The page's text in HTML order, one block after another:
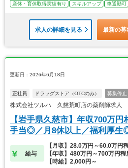
産休・育休取得実績有り
スキルアップ 車通勤可
求人の詳細を見る 最新の募
更新日：2026年6月18日
正社員 ドラッグストア（OTCのみ） 募集停止
株式会社ツルハ 久慈荒町店の薬剤師求人
【岩手県久慈市】年収700万
手当◎／月8休以上／福利厚
給与
【月収】28.0万円～60.0万円
【年収】480万円～700万円
【時給】2,000円～